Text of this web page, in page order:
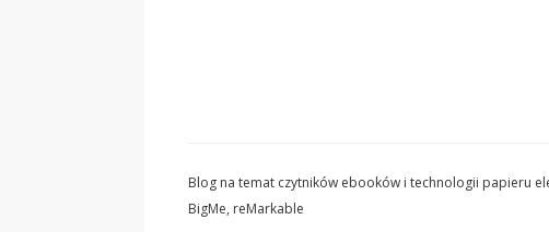
Blog na temat czytników ebooków i technologii papieru
BigMe, reMarkable